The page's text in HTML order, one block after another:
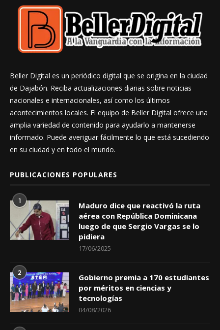
Beller Digital es un periódico digital que se origina en la ciudad
de Dajabón. Reciba actualizaciones diarias sobre noticias
nacionales e internacionales, así como los últimos
acontecimientos locales. El equipo de Beller Digital ofrece una
amplia variedad de contenido para ayudarlo a mantenerse
informado. Puede averiguar fácilmente lo que está sucediendo
en su ciudad y en todo el mundo.
PUBLICACIONES POPULARES
1
Maduro dice que reactivó la ruta
aérea con República Dominicana
luego de que Sergio Vargas se lo
pidiera
17/06/2025
2
Gobierno premia a 170 estudiantes
por méritos en ciencias y
tecnologías
04/08/2026